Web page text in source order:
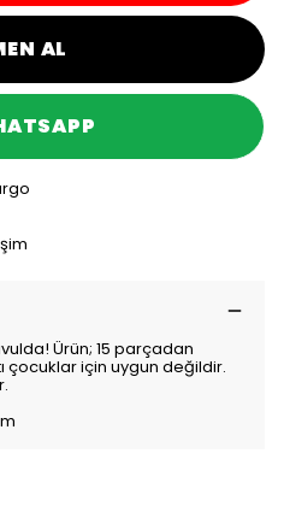
AL
Ürün; 15 parçadan
çocuklar için uygun değildir.